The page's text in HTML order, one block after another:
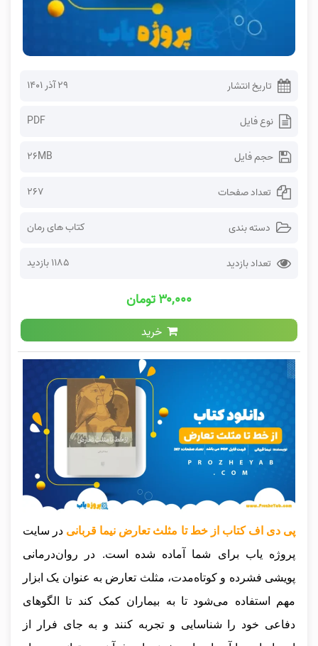
تاریخ انتشار ۲۹ آذر ۱۴۰۱
نوع فایل PDF
حجم فایل 26MB
تعداد صفحات 267
دسته بندی کتاب های رمان
تعداد بازدید 1185 بازدید
۳۰,۰۰۰ تومان
خرید
پی دی اف کتاب از خط تا مثلث تعارض نیما قربانی در سایت
پروژه یاب برای شما آماده شده است. در روان‌درمانی
پویشی فشرده و کوتاه‌مدت، مثلث تعارض به عنوان یک ابزار
مهم استفاده می‌شود تا به بیماران کمک کند تا الگوهای
دفاعی خود را شناسایی و تجربه کنند و به جای فرار از